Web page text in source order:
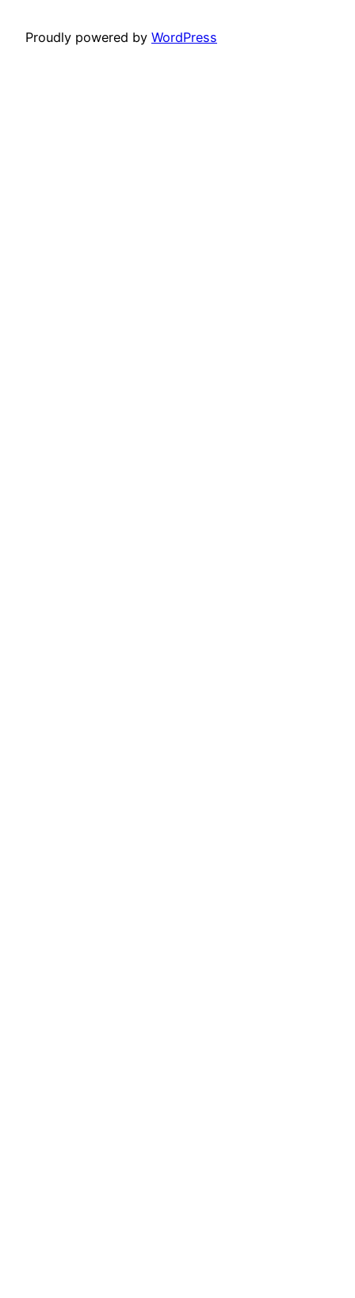
Proudly powered by WordPress